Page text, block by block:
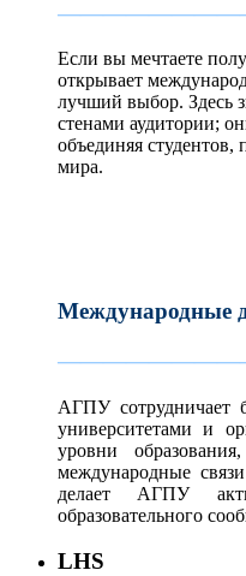
Если вы мечтаете
открывает
лучший выбор. Здесь
стенами аудитории;
объединяя студентов,
мира.
Международные
АГПУ сотрудничает
университетами и
уровни
международные
делает АГПУ
образовательного
LHS